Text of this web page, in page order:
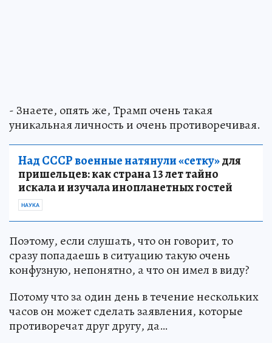
- Знаете, опять же, Трамп очень такая
уникальная личность и очень противоречивая.
Над СССР военные натянули «сетку»для
пришельцев: как страна 13 лет тайно
искала и изучала инопланетных гостей
НАУКА
Поэтому, если слушать, что он говорит, то
сразу попадаешь в ситуацию такую очень
конфузную, непонятно, а что он имел в виду?
Потому что за один день в течение нескольких
часов он может сделать заявления, которые
противоречат друг другу, да…